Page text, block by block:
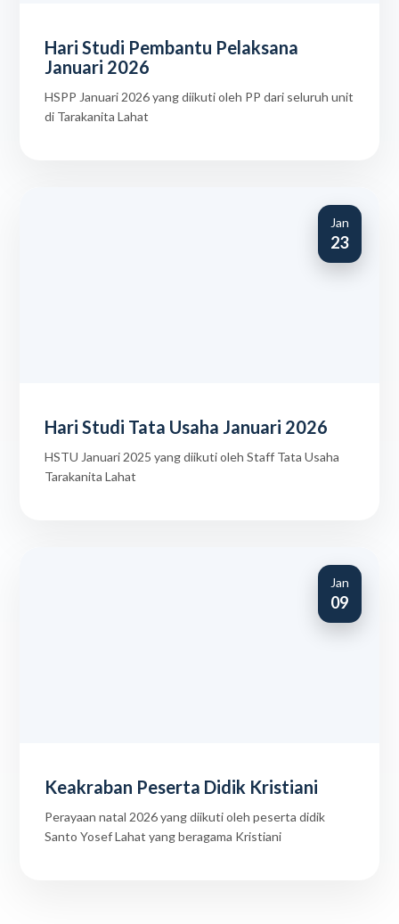
Hari Studi Pembantu Pelaksana
Januari 2026
HSPP Januari 2026 yang diikuti oleh PP dari seluruh unit
di Tarakanita Lahat
Jan
23
Hari Studi Tata Usaha Januari 2026
HSTU Januari 2025 yang diikuti oleh Staff Tata Usaha
Tarakanita Lahat
Jan
09
Keakraban Peserta Didik Kristiani
Perayaan natal 2026 yang diikuti oleh peserta didik
Santo Yosef Lahat yang beragama Kristiani